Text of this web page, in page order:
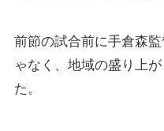
前節の試合前に手倉森
ゃなく、地域の盛り上が
た。